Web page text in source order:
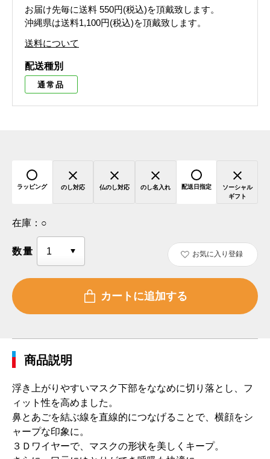
お届け先毎に送料 550円(税込)を頂戴致します。
沖縄県は送料1,100円(税込)を頂戴致します。
送料について
配送種別
通常品
ラッピング のし対応 仏のし対応 のし名入れ 配送日指定
ソーシャル
ギフト
在庫： ○
数量 お気に入り登録
商品説明
浮き上がりやすいマスク下部をななめに切り落とし、フ
ィット性を高めました。
鼻とあごを結ぶ線を直線的につなげることで、横顔をシ
ャープな印象に。
３Ｄワイヤーで、マスクの形状を美しくキープ。